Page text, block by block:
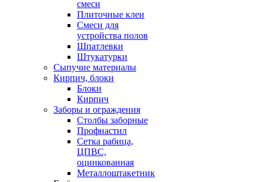
смеси
Плиточные клеи
Смеси для
устройства полов
Шпатлевки
Штукатурки
Сыпучие материалы
Кирпич, блоки
Блоки
Кирпич
Заборы и ограждения
Столбы заборные
Профнастил
Сетка рабица,
ЦПВС,
оцинкованная
Металлоштакетник